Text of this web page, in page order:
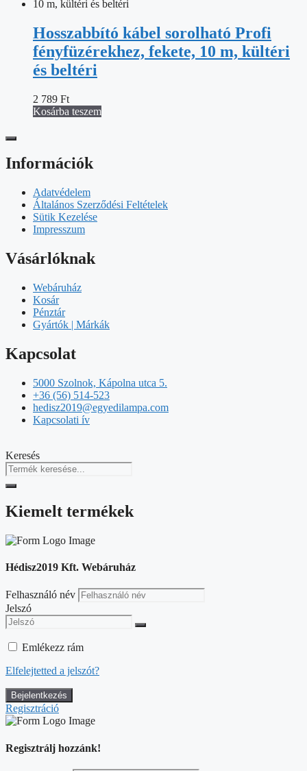
Hosszabbító kábel sorolható Profi
fényfüzérekhez, fekete, 10 m, kültéri
és beltéri
2 789 Ft
Kosárba teszem
Információk
Adatvédelem
Általános Szerződési Feltételek
Sütik Kezelése
Impresszum
Vásárlóknak
Webáruház
Kosár
Pénztár
Gyártók | Márkák
Kapcsolat
5000 Szolnok, Kápolna utca 5.
+36 (56) 514-523
hedisz2019@egyedilampa.com
Kapcsolati ív
Keresés
Kiemelt termékek
Hédisz2019 Kft. Webáruház
Felhasználó név
Jelszó
Emlékezz rám
Elfelejtetted a jelszót?
Regisztráció
Regisztrálj hozzánk!